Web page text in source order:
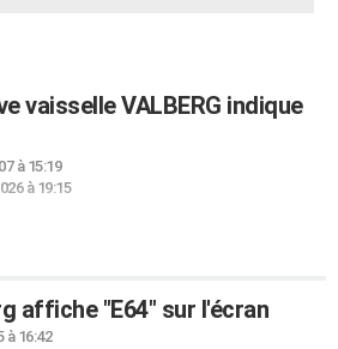
vaisselle VALBERG indique
à 15:19
à 19:15
affiche "E64" sur l'écran
à 16:42